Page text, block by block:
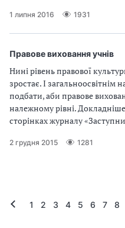
1 липня 2016 1931
Правове виховання учнів
Нині рівень правової
зростає. І
подбати, аби правове
належному рівні.
сторінках журналу
2 грудня 2015 1281
1 2 3 4 5 6 7 8